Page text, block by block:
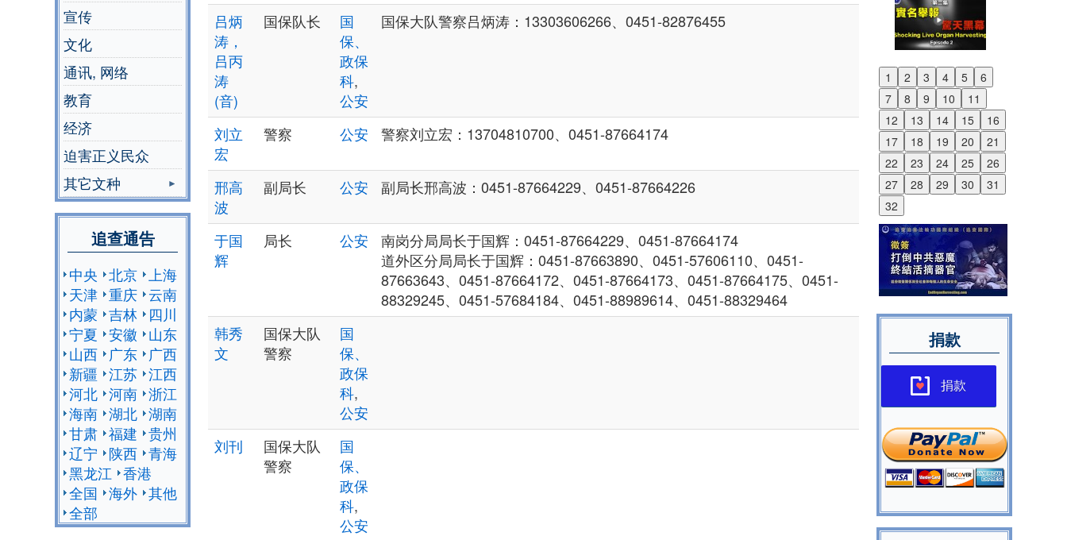
宣传
文化
通讯, 网络
教育
经济
迫害正义民众
其它文种
追查通告
中央 北京 上海
天津 重庆 云南
内蒙 吉林
四川
宁夏 安徽
山东
山西
广东
广西
新疆 江苏 江西
河北 河南 浙江
海南 湖北 湖南
甘肃 福建 贵州
辽宁
陕西 青海
黑龙江 香港
全国 海外 其他
全部
吕炳
涛，
吕丙
涛
(音)
国保队长
国
保、
政保
科,
公安
国保大队警察吕炳涛：13303606266、0451-82876455
刘立
宏
警察 公安 警察刘立宏：13704810700、0451-87664174
邢高
波
副局长 公安 副局长邢高波：0451-87664229、0451-87664226
于国
辉
局长 公安
南岗分局局长于国辉：0451-87664229、0451-87664174
道外区分局局长于国辉：0451-87663890、0451-57606110、0451-
87663643、0451-87664172、0451-87664173、0451-87664175、0451-
88329245、0451-57684184、0451-88989614、0451-88329464
韩秀
文
国保大队
警察
国
保、
政保
科,
公安
刘刊
国保大队
警察
国
保、
政保
科,
公安
1 2 3 4 5
6
7
8 9 10
11
12
13 14 15
16
17
18 19 20
21
22
23 24 25
26
27
28 29 30
31
32
Previous
Next
捐款
捐款